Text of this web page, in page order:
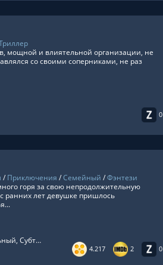
0
мощной и влиятельной организации, не
со своими соперниками, не раз
/ Приключения /Семейный /Фэнтези
4.217 2 0
горя за свою непродолжительную
ранних лет девушке пришлось
Украинский, Оригинальный, Субтитры, Укр. Субтитры, Дублированный